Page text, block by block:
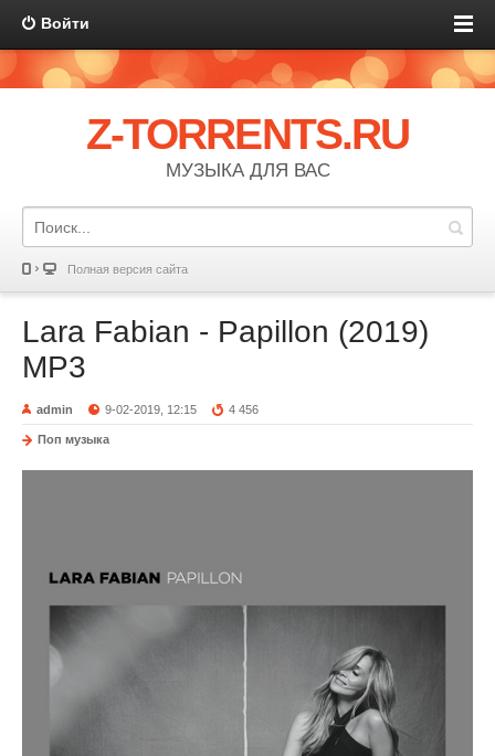
Войти
Z-TORRENTS.RU
МУЗЫКА ДЛЯ ВАС
Полная версия сайта
Lara Fabian - Papillon (2019)
MP3
admin 9-02-2019, 12:15 4 456
Поп музыка